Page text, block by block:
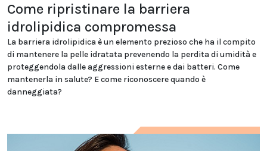
Come ripristinare la barriera
idrolipidica compromessa
La barriera idrolipidica è un elemento prezioso che ha il compito
di mantenere la pelle idratata prevenendo la perdita di umidità e
proteggendola dalle aggressioni esterne e dai batteri. Come
mantenerla in salute? E come riconoscere quando è
danneggiata?